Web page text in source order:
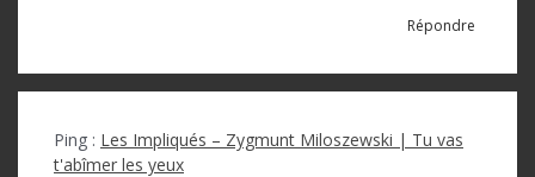
Répondre
Ping : Les Impliqués – Zygmunt Miloszewski | Tu vas
t'abîmer les yeux